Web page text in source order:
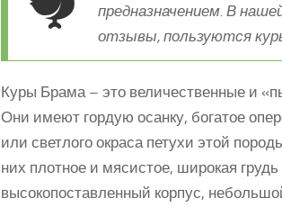
предназначением. В
отзывы, пользуются
Куры Брама – это величественные и
Они имеют гордую осанку, богатое
или светлого окраса петухи этой
них плотное и мясистое, широкая
высокопоставленный корпус,